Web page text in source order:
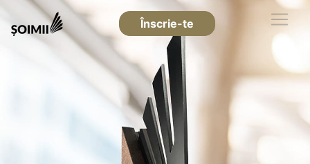
Înscrie-te